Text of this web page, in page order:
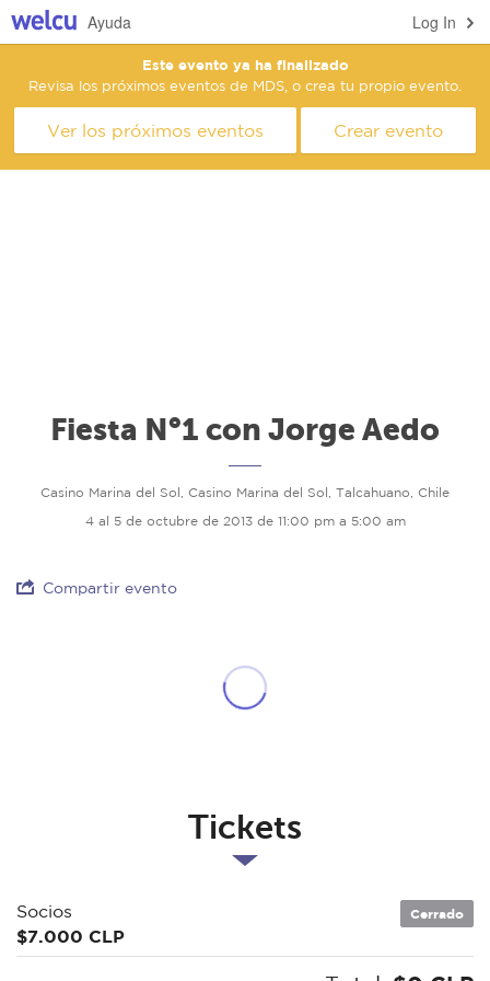
Log In
Ayuda
Este evento ya ha finalizado
Revisa los próximos eventos de MDS, o crea tu propio evento.
Ver los próximos eventos Crear evento
Fiesta N°1 con Jorge Aedo
Casino Marina del Sol, Casino Marina del Sol, Talcahuano, Chile
4 al 5 de octubre de 2013 de 11:00 pm a 5:00 am
Compartir evento
Tickets
Socios
$7.000 CLP
Cerrado